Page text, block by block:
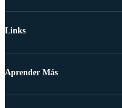
Links
Aprender Más